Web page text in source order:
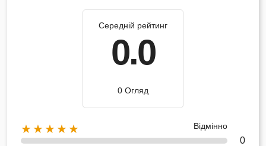
Середній рейтинг
0.0
0 Огляд
★★★★★ Відмінно
0